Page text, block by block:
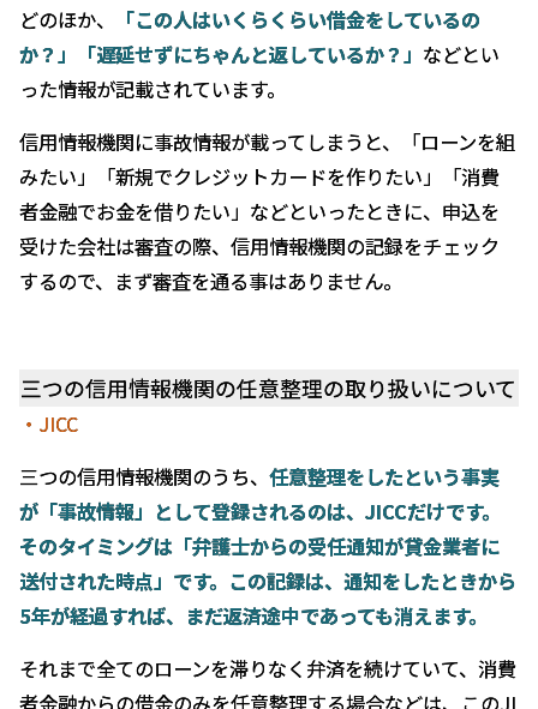
どのほか、
「この人はいくらくらい借金をしているの
か？」「遅延せずにちゃんと返しているか？」 などとい
った情報が記載されています。
信用情報機関に事故情報が載ってしまうと、「ローンを組
みたい」「新規でクレジットカードを作りたい」「消費
者金融でお金を借りたい」などといったときに、申込を
受けた会社は審査の際、信用情報機関の記録をチェック
するので、まず審査を通る事はありません。
三つの信用情報機関の任意整理の取り扱いについて
・JICC
三つの信用情報機関のうち、任意整理をしたという事実
が「事故情報」として登録されるのは、JICCだけです。
そのタイミングは「弁護士からの受任通知が貸金業者に
送付された時点」です。この記録は、通知をしたときから
5年が経過すれば、まだ返済途中であっても消えます。
それまで全てのローンを滞りなく弁済を続けていて、消費
者金融からの借金のみを任意整理する場合などは、このJI